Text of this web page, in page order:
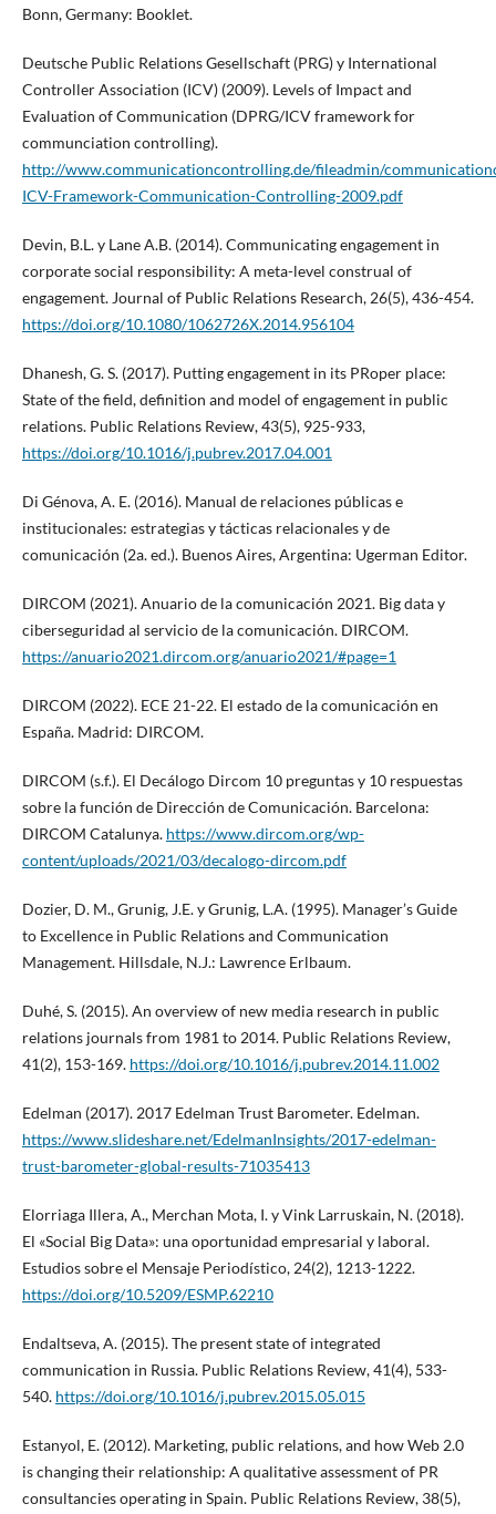
Bonn, Germany: Booklet.
Deutsche Public Relations Gesellschaft (PRG) y International
Controller Association (ICV) (2009). Levels of Impact and
Evaluation of Communication (DPRG/ICV framework for
communciation controlling).
http://www.communicationcontrolling.de/fileadmin/
ICV-Framework-Communication-Controlling-2009.pdf
Devin, B.L. y Lane A.B. (2014). Communicating engagement in
corporate social responsibility: A meta-level construal of
engagement. Journal of Public Relations Research, 26(5), 436-454.
https://doi.org/10.1080/1062726X.2014.956104
Dhanesh, G. S. (2017). Putting engagement in its PRoper place:
State of the field, definition and model of engagement in public
relations. Public Relations Review, 43(5), 925-933,
https://doi.org/10.1016/j.pubrev.2017.04.001
Di Génova, A. E. (2016). Manual de relaciones públicas e
institucionales: estrategias y tácticas relacionales y de
comunicación (2a. ed.). Buenos Aires, Argentina: Ugerman Editor.
DIRCOM (2021). Anuario de la comunicación 2021. Big data y
ciberseguridad al servicio de la comunicación. DIRCOM.
https://anuario2021.dircom.org/anuario2021/#page=1
DIRCOM (2022). ECE 21-22. El estado de la comunicación en
España. Madrid: DIRCOM.
DIRCOM (s.f.). El Decálogo Dircom 10 preguntas y 10 respuestas
sobre la función de Dirección de Comunicación. Barcelona:
DIRCOM Catalunya. https://www.dircom.org/wp-
content/uploads/2021/03/decalogo-dircom.pdf
Dozier, D. M., Grunig, J.E. y Grunig, L.A. (1995). Manager’s Guide
to Excellence in Public Relations and Communication
Management. Hillsdale, N.J.: Lawrence Erlbaum.
Duhé, S. (2015). An overview of new media research in public
relations journals from 1981 to 2014. Public Relations Review,
41(2), 153-169. https://doi.org/10.1016/j.pubrev.2014.11.002
Edelman (2017). 2017 Edelman Trust Barometer. Edelman.
https://www.slideshare.net/EdelmanInsights/2017-edelman-
trust-barometer-global-results-71035413
Elorriaga Illera, A., Merchan Mota, I. y Vink Larruskain, N. (2018).
El «Social Big Data»: una oportunidad empresarial y laboral.
Estudios sobre el Mensaje Periodístico, 24(2), 1213-1222.
https://doi.org/10.5209/ESMP.62210
Endaltseva, A. (2015). The present state of integrated
communication in Russia. Public Relations Review, 41(4), 533-
540. https://doi.org/10.1016/j.pubrev.2015.05.015
Estanyol, E. (2012). Marketing, public relations, and how Web 2.0
is changing their relationship: A qualitative assessment of PR
consultancies operating in Spain. Public Relations Review, 38(5),